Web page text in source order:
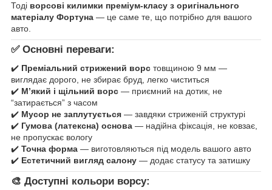
Тоді ворсові килимки преміум-класу з оригінального
матеріалу Фортуна — це саме те, що потрібно для вашого
авто.
✅ Основні переваги:
✔️ Преміальний стрижений ворс товщиною 9 мм —
виглядає дорого, не збирає бруд, легко чиститься
✔️ М’який і щільний ворс — приємний на дотик, не
“затирається” з часом
✔️ Мусор не заплутується — завдяки стриженій структурі
✔️ Гумова (латексна) основа — надійна фіксація, не ковзає,
не пропускає вологу
✔️ Точна форма — виготовляються під модель вашого авто
✔️ Естетичний вигляд салону — додає статусу та затишку
🎨 Доступні кольори ворсу: